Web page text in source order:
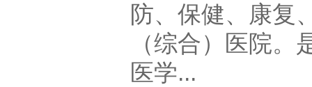
防、保健、康复
（综合）医院
医学...